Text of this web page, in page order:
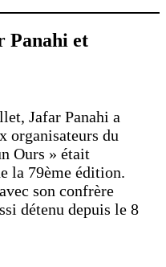
Panahi et
Jafar Panahi a
organisateurs du
Ours » était
la 79ème édition.
son confrère
détenu depuis le 8